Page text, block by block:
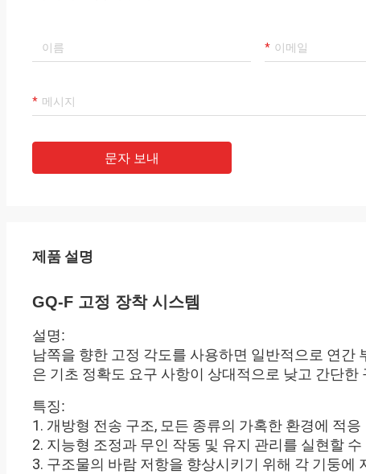
문자 보내
제품 설명
GQ-F 고정 장착 시스템
설명:
남쪽을 향한 고정 각도를 사용하면 일반적으로 연간
은 기초 정확도 요구 사항이 상대적으로 낮고 간단
특징:
1. 개방형 전송 구조, 모든 종류의 가혹한 환경에 적응
2. 지능형 조정과 무인 작동 및 유지 관리를 실현할 수
3. 구조물의 바람 저항을 향상시키기 위해 각 기둥에